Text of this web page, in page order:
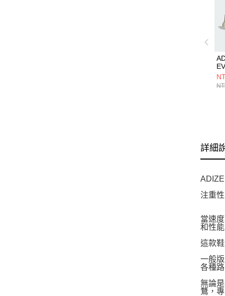
M
詳細
注重
當速
和性
這款
一般
各種
無論
鶩，